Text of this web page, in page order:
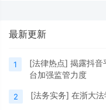
最新更新
1 [法律热点] 揭露抖音
台加强监管力度
2 [法务实务] 在浙大